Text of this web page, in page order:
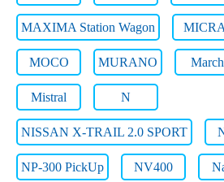
MAXIMA Station Wagon MICRA
MOCO MURANO March
Mistral N
NISSAN X-TRAIL 2.0 SPORT
NP-300 PickUp NV400